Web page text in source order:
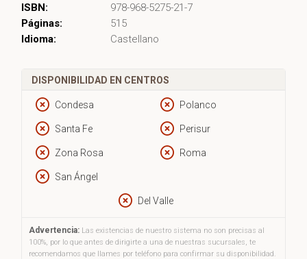
ISBN:
978-968-5275-21-7
Páginas:
515
Idioma:
Castellano
DISPONIBILIDAD EN CENTROS
Condesa Polanco
Santa Fe Perisur
Zona Rosa Roma
San Ángel
Del Valle
Advertencia: Las existencias de nuestro sistema no son precisas al
100%, por lo que antes de dirigirte a una de nuestras sucursales, te
recomendamos que llames por teléfono para confirmar su disponibilidad.